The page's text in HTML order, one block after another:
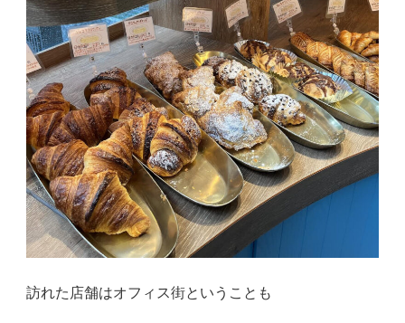
訪れた店舗はオフィス街ということも